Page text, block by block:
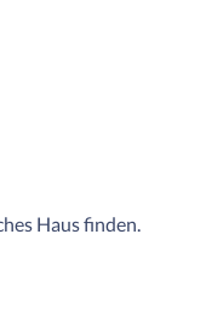
Haus finden.